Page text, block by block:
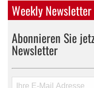
Weekly Newsletter
Abonnieren Sie
Newsletter